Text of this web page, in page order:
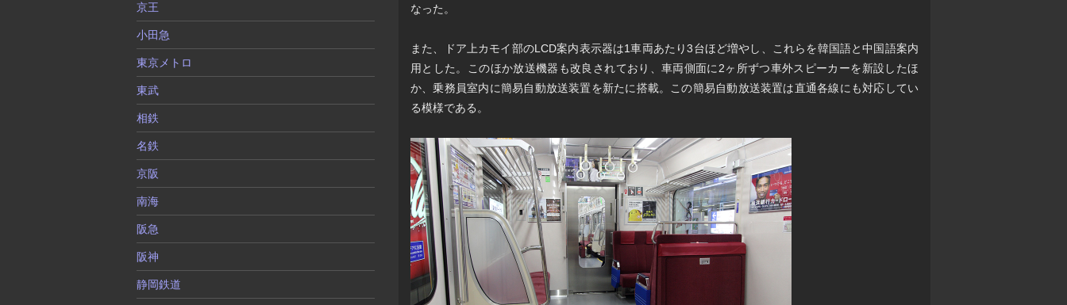
なった。
また、ドア上カモイ部のLCD案内表示器は1車両あたり3台ほど増やし、これらを韓国語と中国語案内
用とした。このほか放送機器も改良されており、車両側面に2ヶ所ずつ車外スピーカーを新設したほ
か、乗務員室内に簡易自動放送装置を新たに搭載。この簡易自動放送装置は直通各線にも対応してい
る模様である。
京王
小田急
東京メトロ
東武
相鉄
名鉄
京阪
南海
阪急
阪神
静岡鉄道